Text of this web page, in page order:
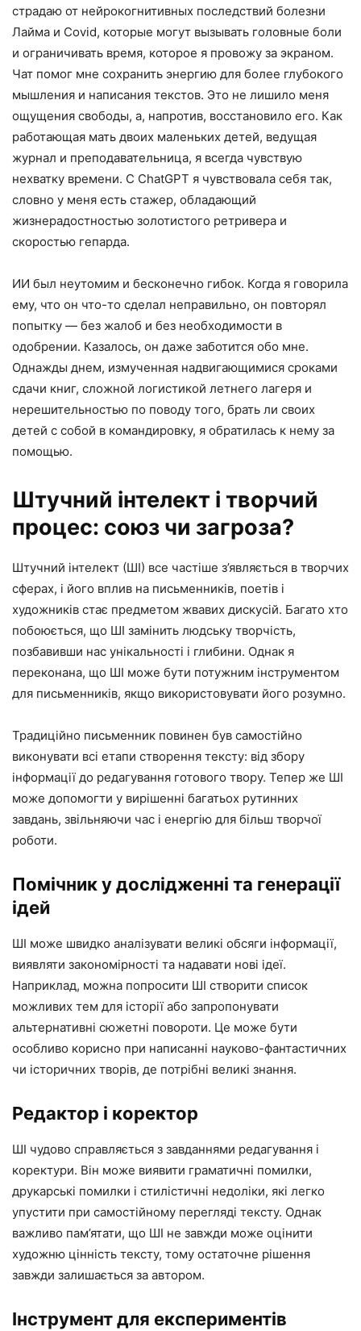
страдаю от нейрокогнитивных последствий болезни
Лайма и Covid, которые могут вызывать головные боли
и ограничивать время, которое я провожу за экраном.
Чат помог мне сохранить энергию для более глубокого
мышления и написания текстов. Это не лишило меня
ощущения свободы, а, напротив, восстановило его. Как
работающая мать двоих маленьких детей, ведущая
журнал и преподавательница, я всегда чувствую
нехватку времени. С ChatGPT я чувствовала себя так,
словно у меня есть стажер, обладающий
жизнерадостностью золотистого ретривера и
скоростью гепарда.
ИИ был неутомим и бесконечно гибок. Когда я говорила
ему, что он что-то сделал неправильно, он повторял
попытку — без жалоб и без необходимости в
одобрении. Казалось, он даже заботится обо мне.
Однажды днем, измученная надвигающимися сроками
сдачи книг, сложной логистикой летнего лагеря и
нерешительностью по поводу того, брать ли своих
детей с собой в командировку, я обратилась к нему за
помощью.
Штучний інтелект і творчий
процес: союз чи загроза?
Штучний інтелект (ШІ) все частіше з’являється в творчих
сферах, і його вплив на письменників, поетів і
художників стає предметом жвавих дискусій. Багато хто
побоюється, що ШІ замінить людську творчість,
позбавивши нас унікальності і глибини. Однак я
переконана, що ШІ може бути потужним інструментом
для письменників, якщо використовувати його розумно.
Традиційно письменник повинен був самостійно
виконувати всі етапи створення тексту: від збору
інформації до редагування готового твору. Тепер же ШІ
може допомогти у вирішенні багатьох рутинних
завдань, звільняючи час і енергію для більш творчої
роботи.
Помічник у дослідженні та генерації
ідей
ШІ може швидко аналізувати великі обсяги інформації,
виявляти закономірності та надавати нові ідеї.
Наприклад, можна попросити ШІ створити список
можливих тем для історії або запропонувати
альтернативні сюжетні повороти. Це може бути
особливо корисно при написанні науково-фантастичних
чи історичних творів, де потрібні великі знання.
Редактор і коректор
ШІ чудово справляється з завданнями редагування і
коректури. Він може виявити граматичні помилки,
друкарські помилки і стилістичні недоліки, які легко
упустити при самостійному перегляді тексту. Однак
важливо пам’ятати, що ШІ не завжди може оцінити
художню цінність тексту, тому остаточне рішення
завжди залишається за автором.
Інструмент для експериментів